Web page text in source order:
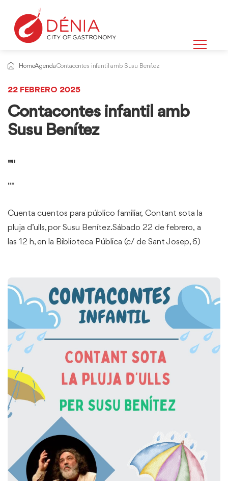
HomeAgendaContacontes infantil amb Susu Benítez
22 FEBRERO 2025
Contacontes infantil amb
Susu Benítez
""
""
Cuenta cuentos para público familiar, Contant sota la
pluja d’ulls, por Susu Benítez.Sábado 22 de febrero, a
las 12 h, en la Biblioteca Pública (c/ de Sant Josep, 6)